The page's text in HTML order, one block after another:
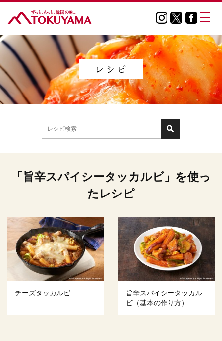
「旨辛スパイシータッカルビ」を使っ
たレシピ
チーズタッカルビ
旨辛スパイシータッカル
ビ（基本の作り方）